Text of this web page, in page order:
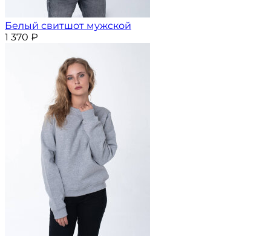
Белый свитшот мужской
1 370 ₽